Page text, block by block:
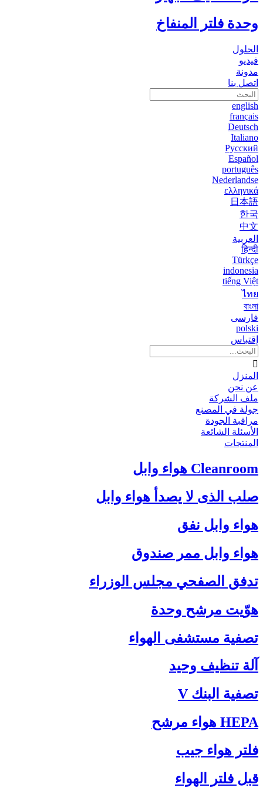
وحدة فلتر المنفاخ
الحلول
فيديو
مدونة
اتصل بنا
english
français
Deutsch
Italiano
Русский
Español
português
Nederlandse
ελληνικά
日本語
한국
中文
العربية
हिन्दी
Türkçe
indonesia
tiếng Việt
ไทย
বাংলা
فارسی
polski
إقتباس

المنزل
عن نحن
ملف الشركة
جولة في المصنع
مراقبة الجودة
الأسئلة الشائعة
المنتجات
Cleanroom هواء وابل
صلب الذى لا يصدأ هواء وابل
هواء وابل نفق
هواء وابل ممر صندوق
تدفق الصفحي مجلس الوزراء
هوّيت مرشح وحدة
تصفية مستشفى الهواء
آلة تنظيف وحيد
تصفية البنك V
HEPA هواء مرشح
فلتر هواء جيب
قبل فلتر الهواء